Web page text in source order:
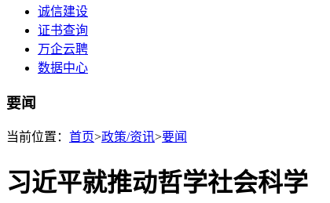
诚信建设
证书查询
万企云聘
数据中心
要闻
当前位置： 首页>政策/资讯>要闻
习近平就推动哲学社会科学